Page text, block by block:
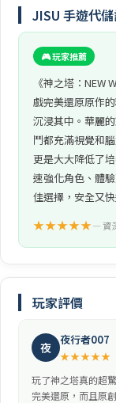
JISU 手遊代
🎮 玩家推薦
《神之塔：NEW
戲完美還原原作
沉浸其中。華麗
鬥都充滿視覺和
更是大大降低了
速強化角色、體
佳選擇，安全又
★★★★★— 資
玩家評價
夜 夜行者007
★★★★★
玩了神之塔真的超
完美還原，而且原